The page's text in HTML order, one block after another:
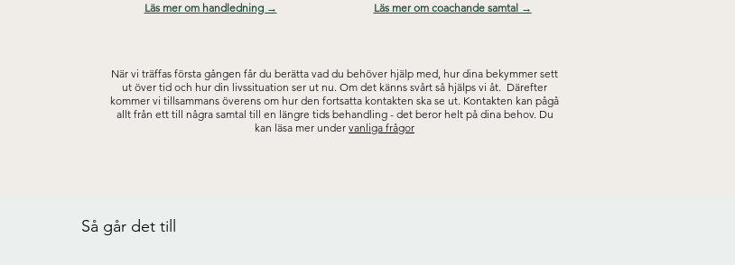
Läs mer om handledning → Läs mer om coachande samtal →
När vi träffas första gången får du berätta vad du behöver hjälp med, hur dina bekymmer sett
ut över tid och hur din livssituation ser ut nu. Om det känns svårt så hjälps vi åt. Därefter
kommer vi tillsammans överens om hur den fortsatta kontakten ska se ut. Kontakten kan pågå
allt från ett till några samtal till en längre tids behandling - det beror helt på dina behov. Du
kan läsa mer under vanliga frågor
Så går det till